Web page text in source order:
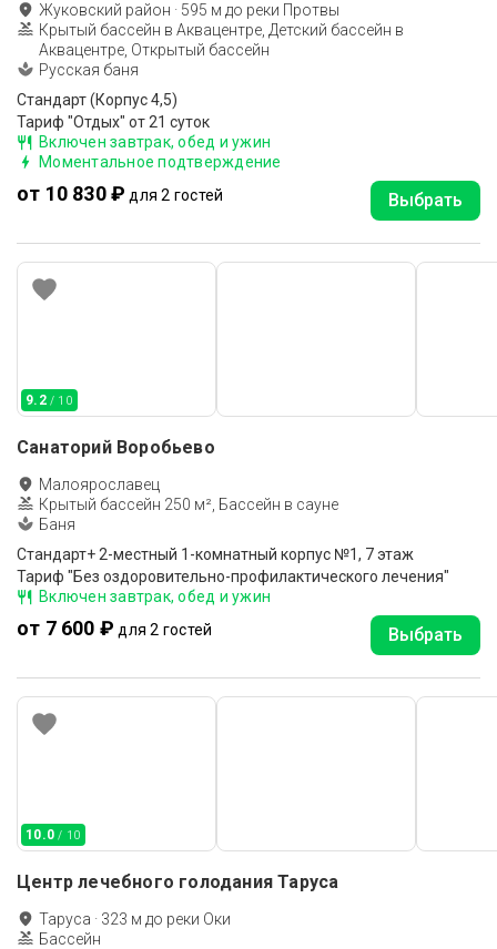
Жуковский район · 595 м до реки Протвы
Крытый бассейн в Аквацентре, Детский бассейн в
Аквацентре, Открытый бассейн
Русская баня
Стандарт (Корпус 4,5)
Тариф "Отдых" от 21 суток
Включен завтрак, обед и ужин
Моментальное подтверждение
от 10 830 ₽ для 2 гостей Выбрать
9.2 / 10
Санаторий Воробьево
Малоярославец
Крытый бассейн 250 м², Бассейн в сауне
Баня
Стандарт+ 2-местный 1-комнатный корпус №1, 7 этаж
Тариф "Без оздоровительно-профилактического лечения"
Включен завтрак, обед и ужин
от 7 600 ₽ для 2 гостей Выбрать
10.0 / 10
Центр лечебного голодания Таруса
Таруса · 323 м до реки Оки
Бассейн